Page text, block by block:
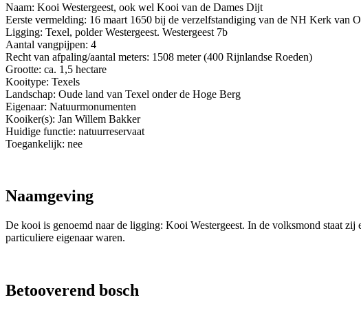
Naam: Kooi Westergeest, ook wel Kooi van de Dames Dijt
Eerste vermelding: 16 maart 1650 bij de verzelfstandiging van de NH Kerk van
Ligging: Texel, polder Westergeest. Westergeest 7b
Aantal vangpijpen: 4
Recht van afpaling/aantal meters: 1508 meter (400 Rijnlandse Roeden)
Grootte: ca. 1,5 hectare
Kooitype: Texels
Landschap: Oude land van Texel onder de Hoge Berg
Eigenaar: Natuurmonumenten
Kooiker(s): Jan Willem Bakker
Huidige functie: natuurreservaat
Toegankelijk: nee
Naamgeving
De kooi is genoemd naar de ligging: Kooi Westergeest. In de volksmond staat
particuliere eigenaar waren.
Betooverend bosch